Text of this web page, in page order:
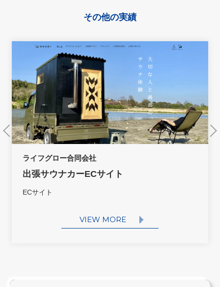
その他の実績
株式会社 鈴鹿園
伊勢茶専門店ECサイト
VIEW MORE